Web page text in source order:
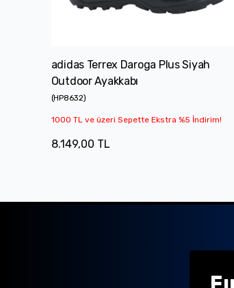
adidas Terrex Daroga Plus Siyah
Outdoor Ayakkabı
(HP8632)
1000 TL ve üzeri Sepette Ekstra %5 İndirim!
8.149,00 TL